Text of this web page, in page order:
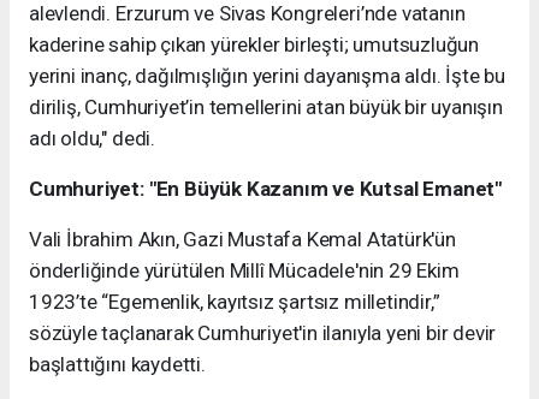
alevlendi. Erzurum ve Sivas Kongreleri’nde vatanın
kaderine sahip çıkan yürekler birleşti; umutsuzluğun
yerini inanç, dağılmışlığın yerini dayanışma aldı. İşte bu
diriliş, Cumhuriyet’in temellerini atan büyük bir uyanışın
adı oldu," dedi.
Cumhuriyet: "En Büyük Kazanım ve Kutsal Emanet"
Vali İbrahim Akın, Gazi Mustafa Kemal Atatürk'ün
önderliğinde yürütülen Millî Mücadele'nin 29 Ekim
1923’te “Egemenlik, kayıtsız şartsız milletindir,”
sözüyle taçlanarak Cumhuriyet'in ilanıyla yeni bir devir
başlattığını kaydetti.